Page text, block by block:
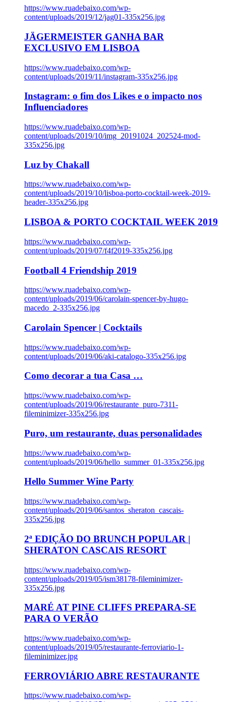
https://www.ruadebaixo.com/wp-
content/uploads/2019/12/jag01-335x256.jpg
JÄGERMEISTER GANHA BAR
EXCLUSIVO EM LISBOA
https://www.ruadebaixo.com/wp-
content/uploads/2019/11/instagram-335x256.jpg
Instagram: o fim dos Likes e o impacto nos
Influenciadores
https://www.ruadebaixo.com/wp-
content/uploads/2019/10/img_20191024_202524-mod-
335x256.jpg
Luz by Chakall
https://www.ruadebaixo.com/wp-
content/uploads/2019/10/lisboa-porto-cocktail-week-2019-
header-335x256.jpg
LISBOA & PORTO COCKTAIL WEEK 2019
https://www.ruadebaixo.com/wp-
content/uploads/2019/07/f4f2019-335x256.jpg
Football 4 Friendship 2019
https://www.ruadebaixo.com/wp-
content/uploads/2019/06/carolain-spencer-by-hugo-
macedo_2-335x256.jpg
Carolain Spencer | Cocktails
https://www.ruadebaixo.com/wp-
content/uploads/2019/06/aki-catalogo-335x256.jpg
Como decorar a tua Casa …
https://www.ruadebaixo.com/wp-
content/uploads/2019/06/restaurante_puro-7311-
fileminimizer-335x256.jpg
Puro, um restaurante, duas personalidades
https://www.ruadebaixo.com/wp-
content/uploads/2019/06/hello_summer_01-335x256.jpg
Hello Summer Wine Party
https://www.ruadebaixo.com/wp-
content/uploads/2019/06/santos_sheraton_cascais-
335x256.jpg
2ª EDIÇÃO DO BRUNCH POPULAR |
SHERATON CASCAIS RESORT
https://www.ruadebaixo.com/wp-
content/uploads/2019/05/ism38178-fileminimizer-
335x256.jpg
MARÉ AT PINE CLIFFS PREPARA-SE
PARA O VERÃO
https://www.ruadebaixo.com/wp-
content/uploads/2019/05/restaurante-ferroviario-1-
fileminimizer.jpg
FERROVIÁRIO ABRE RESTAURANTE
https://www.ruadebaixo.com/wp-